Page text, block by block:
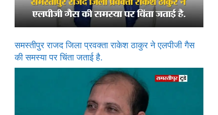
समस्तीपुर राजद जिला प्रवक्ता राकेश ठाकुर ने एलपीजी गैस
की समस्या पर चिंता जताई है.